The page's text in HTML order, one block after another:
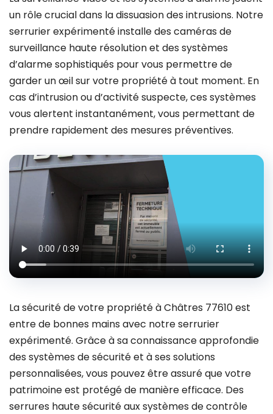
un rôle crucial dans la dissuasion des intrusions. Notre
serrurier expérimenté installe des caméras de
surveillance haute résolution et des systèmes
d’alarme sophistiqués pour vous permettre de
garder un œil sur votre propriété à tout moment. En
cas d’intrusion ou d’activité suspecte, ces systèmes
vous alertent instantanément, vous permettant de
prendre rapidement des mesures préventives.
La sécurité de votre propriété à Châtres 77610 est
entre de bonnes mains avec notre serrurier
expérimenté. Grâce à sa connaissance approfondie
des systèmes de sécurité et à ses solutions
personnalisées, vous pouvez être assuré que votre
patrimoine est protégé de manière efficace. Des
serrures haute sécurité aux systèmes de contrôle